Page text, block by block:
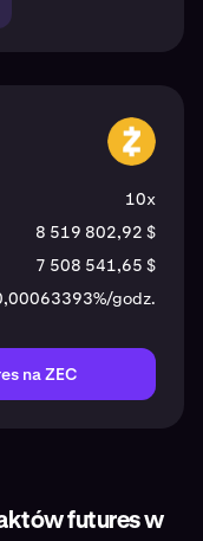
ZEC
10x
8 519 802,92 $
7 508 541,65 $
godz.
na ZEC
futures w